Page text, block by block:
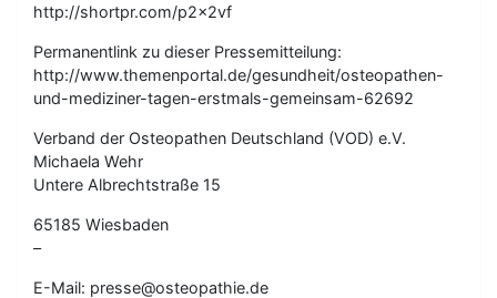
http://shortpr.com/p2x2vf
Permanentlink zu dieser Pressemitteilung:
http://www.themenportal.de/gesundheit/osteopathen-
und-mediziner-tagen-erstmals-gemeinsam-62692
Verband der Osteopathen Deutschland (VOD) e.V.
Michaela Wehr
Untere Albrechtstraße 15
65185 Wiesbaden
–
E-Mail: presse@osteopathie.de